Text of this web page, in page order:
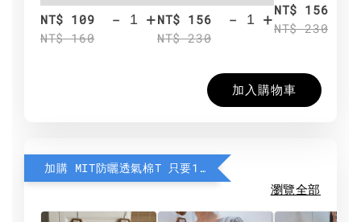
NT$ 109
NT$ 160
- +NT$ 156
NT$ 230
- +NT$ 156
NT$ 230
加入購物車
加購 MIT防曬透氣棉T 只要190元
瀏覽全部